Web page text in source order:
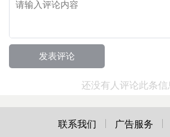
还没有人评论此条信
联系我们 广告服务